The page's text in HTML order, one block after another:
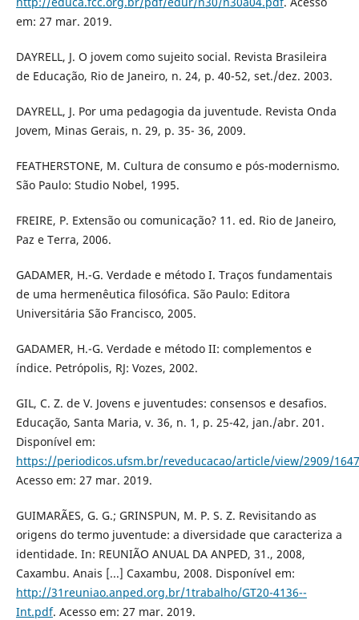
em: 27 mar. 2019.
DAYRELL, J. O jovem como sujeito social. Revista Brasileira
de Educação, Rio de Janeiro, n. 24, p. 40-52, set./dez. 2003.
DAYRELL, J. Por uma pedagogia da juventude. Revista Onda
Jovem, Minas Gerais, n. 29, p. 35- 36, 2009.
FEATHERSTONE, M. Cultura de consumo e pós-modernismo.
São Paulo: Studio Nobel, 1995.
FREIRE, P. Extensão ou comunicação? 11. ed. Rio de Janeiro,
Paz e Terra, 2006.
GADAMER, H.-G. Verdade e método I. Traços fundamentais
de uma hermenêutica filosófica. São Paulo: Editora
Universitária São Francisco, 2005.
GADAMER, H.-G. Verdade e método II: complementos e
índice. Petrópolis, RJ: Vozes, 2002.
GIL, C. Z. de V. Jovens e juventudes: consensos e desafios.
Educação, Santa Maria, v. 36, n. 1, p. 25-42, jan./abr. 201.
Disponível em:
https://periodicos.ufsm.br/reveducacao/article/view/2909/1647
Acesso em: 27 mar. 2019.
GUIMARÃES, G. G.; GRINSPUN, M. P. S. Z. Revisitando as
origens do termo juventude: a diversidade que caracteriza a
identidade. In: REUNIÃO ANUAL DA ANPED, 31., 2008,
Caxambu. Anais [...] Caxambu, 2008. Disponível em:
http://31reuniao.anped.org.br/1trabalho/GT20-4136--
Int.pdf. Acesso em: 27 mar. 2019.